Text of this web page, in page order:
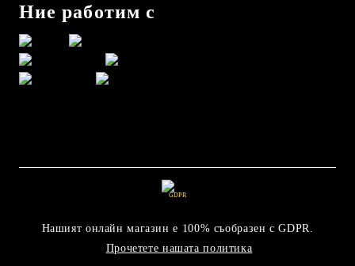
Ние работим с
GDPR
Нашият онлайн магазин е 100% съобразен с GDPR.
Прочетете нашата политика